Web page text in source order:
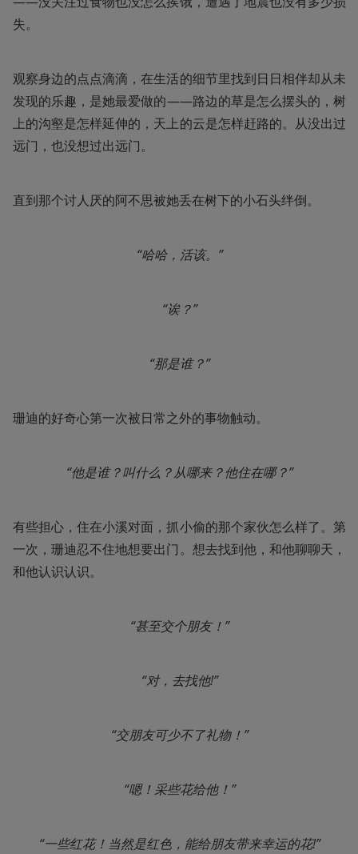
失。
观察身边的点点滴滴，在生活的细节里找到日日相伴却从未
发现的乐趣，是她最爱做的——路边的草是怎么摆头的，树
上的沟壑是怎样延伸的，天上的云是怎样赶路的。从没出过
远门，也没想过出远门。
直到那个讨人厌的阿不思被她丢在树下的小石头绊倒。
“哈哈，活该。”
“诶？”
“那是谁？”
珊迪的好奇心第一次被日常之外的事物触动。
“他是谁？叫什么？从哪来？他住在哪？”
有些担心，住在小溪对面，抓小偷的那个家伙怎么样了。第
一次，珊迪忍不住地想要出门。想去找到他，和他聊聊天，
和他认识认识。
“甚至交个朋友！”
“对，去找他!”
“交朋友可少不了礼物！”
“嗯！采些花给他！”
“一些红花！当然是红色，能给朋友带来幸运的花!”